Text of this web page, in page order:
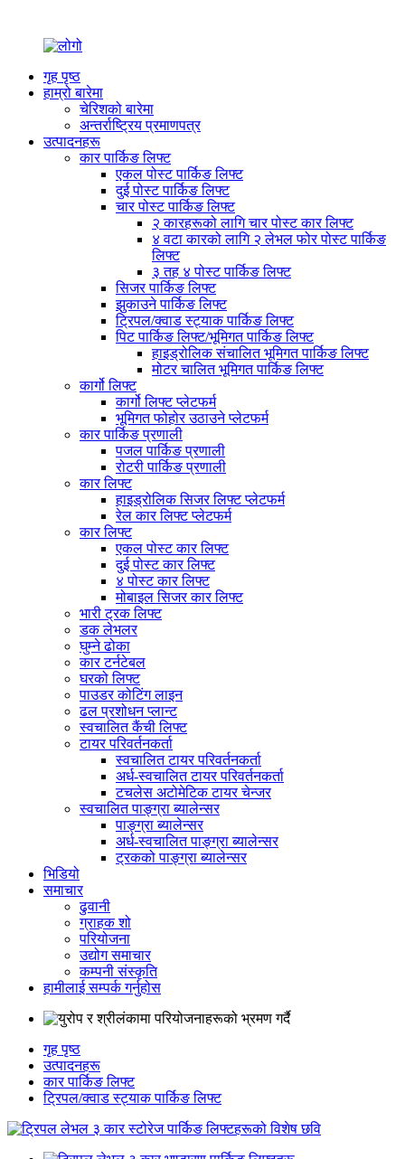
गृह पृष्ठ
हाम्रो बारेमा
चेरिशको बारेमा
अन्तर्राष्ट्रिय प्रमाणपत्र
उत्पादनहरू
कार पार्किङ लिफ्ट
एकल पोस्ट पार्किङ लिफ्ट
दुई पोस्ट पार्किङ लिफ्ट
चार पोस्ट पार्किङ लिफ्ट
२ कारहरूको लागि चार पोस्ट कार लिफ्ट
४ वटा कारको लागि २ लेभल फोर पोस्ट पार्किङ
लिफ्ट
३ तह ४ पोस्ट पार्किङ लिफ्ट
सिजर पार्किङ लिफ्ट
झुकाउने पार्किङ लिफ्ट
ट्रिपल/क्वाड स्ट्याक पार्किङ लिफ्ट
पिट पार्किङ लिफ्ट/भूमिगत पार्किङ लिफ्ट
हाइड्रोलिक संचालित भूमिगत पार्किङ लिफ्ट
मोटर चालित भूमिगत पार्किङ लिफ्ट
कार्गो लिफ्ट
कार्गो लिफ्ट प्लेटफर्म
भूमिगत फोहोर उठाउने प्लेटफर्म
कार पार्किङ प्रणाली
पजल पार्किङ प्रणाली
रोटरी पार्किङ प्रणाली
कार लिफ्ट
हाइड्रोलिक सिजर लिफ्ट प्लेटफर्म
रेल कार लिफ्ट प्लेटफर्म
कार लिफ्ट
एकल पोस्ट कार लिफ्ट
दुई पोस्ट कार लिफ्ट
४ पोस्ट कार लिफ्ट
मोबाइल सिजर कार लिफ्ट
भारी ट्रक लिफ्ट
डक लेभलर
घुम्ने ढोका
कार टर्नटेबल
घरको लिफ्ट
पाउडर कोटिंग लाइन
ढल प्रशोधन प्लान्ट
स्वचालित कैंची लिफ्ट
टायर परिवर्तनकर्ता
स्वचालित टायर परिवर्तनकर्ता
अर्ध-स्वचालित टायर परिवर्तनकर्ता
टचलेस अटोमेटिक टायर चेन्जर
स्वचालित पाङ्ग्रा ब्यालेन्सर
पाङ्ग्रा ब्यालेन्सर
अर्ध-स्वचालित पाङ्ग्रा ब्यालेन्सर
ट्रकको पाङ्ग्रा ब्यालेन्सर
भिडियो
समाचार
ढुवानी
ग्राहक शो
परियोजना
उद्योग समाचार
कम्पनी संस्कृति
हामीलाई सम्पर्क गर्नुहोस
गृह पृष्ठ
उत्पादनहरू
कार पार्किङ लिफ्ट
ट्रिपल/क्वाड स्ट्याक पार्किङ लिफ्ट